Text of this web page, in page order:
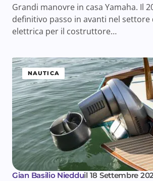
Grandi manovre in casa Yamaha. Il
definitivo passo in avanti nel
elettrica per il costruttore…
NAUTICA
Gian Basilio Niedduil 18 Settembre